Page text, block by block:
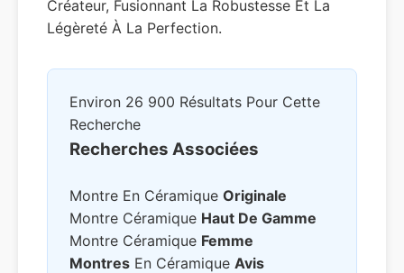
Créateur, Fusionnant La Robustesse Et La
Légèreté À La Perfection.
Environ 26 900 Résultats Pour Cette
Recherche
Recherches Associées
Montre En Céramique Originale
Montre Céramique Haut De Gamme
Montre Céramique Femme
Montres En Céramique Avis